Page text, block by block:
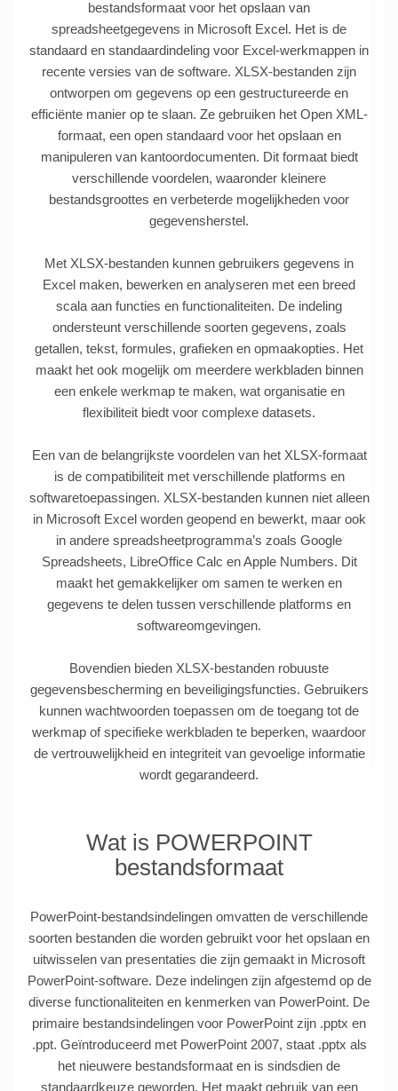
bestandsformaat voor het opslaan van
spreadsheetgegevens in Microsoft Excel. Het is de
standaard en standaardindeling voor Excel-werkmappen in
recente versies van de software. XLSX-bestanden zijn
ontworpen om gegevens op een gestructureerde en
efficiënte manier op te slaan. Ze gebruiken het Open XML-
formaat, een open standaard voor het opslaan en
manipuleren van kantoordocumenten. Dit formaat biedt
verschillende voordelen, waaronder kleinere
bestandsgroottes en verbeterde mogelijkheden voor
gegevensherstel.
Met XLSX-bestanden kunnen gebruikers gegevens in
Excel maken, bewerken en analyseren met een breed
scala aan functies en functionaliteiten. De indeling
ondersteunt verschillende soorten gegevens, zoals
getallen, tekst, formules, grafieken en opmaakopties. Het
maakt het ook mogelijk om meerdere werkbladen binnen
een enkele werkmap te maken, wat organisatie en
flexibiliteit biedt voor complexe datasets.
Een van de belangrijkste voordelen van het XLSX-formaat
is de compatibiliteit met verschillende platforms en
softwaretoepassingen. XLSX-bestanden kunnen niet alleen
in Microsoft Excel worden geopend en bewerkt, maar ook
in andere spreadsheetprogramma’s zoals Google
Spreadsheets, LibreOffice Calc en Apple Numbers. Dit
maakt het gemakkelijker om samen te werken en
gegevens te delen tussen verschillende platforms en
softwareomgevingen.
Bovendien bieden XLSX-bestanden robuuste
gegevensbescherming en beveiligingsfuncties. Gebruikers
kunnen wachtwoorden toepassen om de toegang tot de
werkmap of specifieke werkbladen te beperken, waardoor
de vertrouwelijkheid en integriteit van gevoelige informatie
wordt gegarandeerd.
Wat is POWERPOINT
bestandsformaat
PowerPoint-bestandsindelingen omvatten de verschillende
soorten bestanden die worden gebruikt voor het opslaan en
uitwisselen van presentaties die zijn gemaakt in Microsoft
PowerPoint-software. Deze indelingen zijn afgestemd op de
diverse functionaliteiten en kenmerken van PowerPoint. De
primaire bestandsindelingen voor PowerPoint zijn .pptx en
.ppt. Geïntroduceerd met PowerPoint 2007, staat .pptx als
het nieuwere bestandsformaat en is sindsdien de
standaardkeuze geworden. Het maakt gebruik van een